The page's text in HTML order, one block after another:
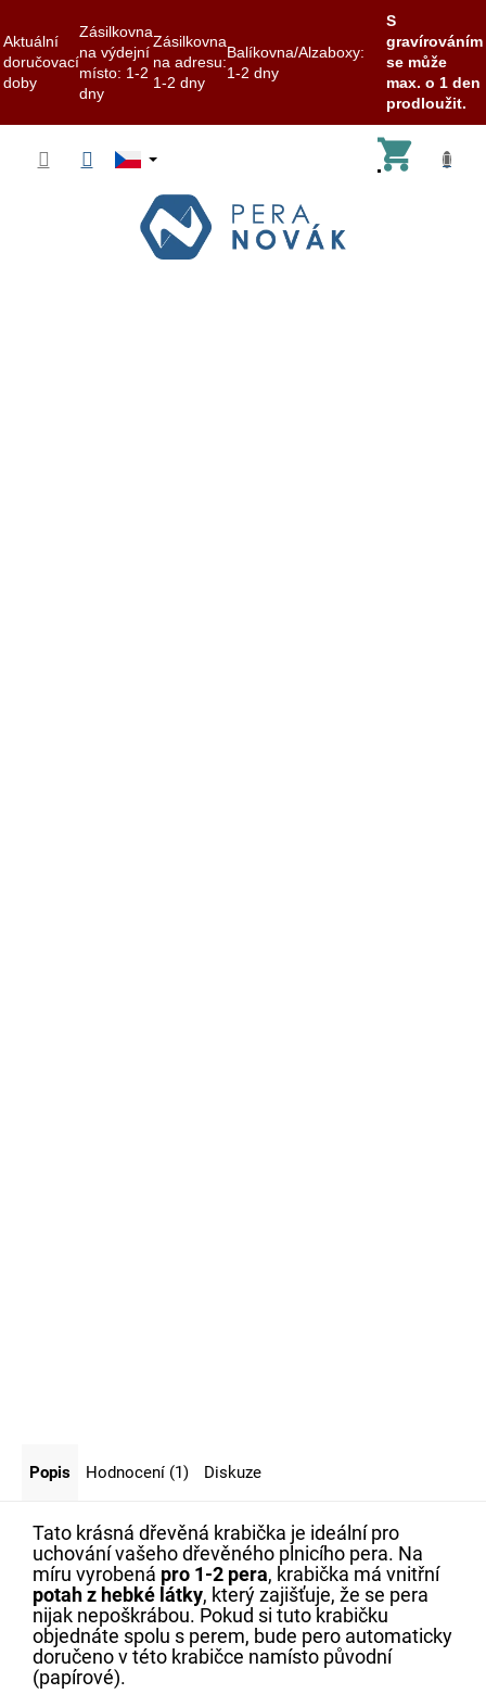
Aktuální
doručovací
doby
Zásilkovna
na výdejní
místo: 1-2
dny
Zásilkovna
na adresu:
1-2 dny
Balíkovna/Alzaboxy:
1-2 dny
S
gravírováním
se může
max. o 1 den
prodloužit.
Popis Hodnocení (1) Diskuze
Tato krásná dřevěná krabička je ideální pro
uchování vašeho dřevěného plnicího pera. Na
míru vyrobená pro 1-2 pera, krabička má vnitřní
potah z hebké látky, který zajišťuje, že se pera
nijak nepoškrábou. Pokud si tuto krabičku
objednáte spolu s perem, bude pero automaticky
doručeno v této krabičce namísto původní
(papírové).